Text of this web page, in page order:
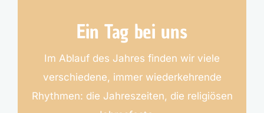
Ein Tag bei uns
Im Ablauf des Jahres finden wir viele
verschiedene, immer wiederkehrende
Rhythmen: die Jahreszeiten, die religiösen